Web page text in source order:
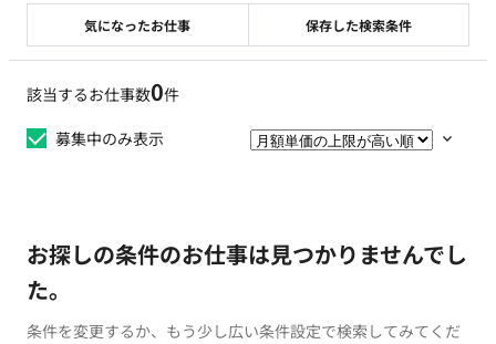
該当するお仕事数0件
募集中のみ表示
お探しの条件のお仕事は見つかりませんでし
た。
条件を変更するか、もう少し広い条件設定で検索してみてくだ
気になったお仕事 保存した検索条件